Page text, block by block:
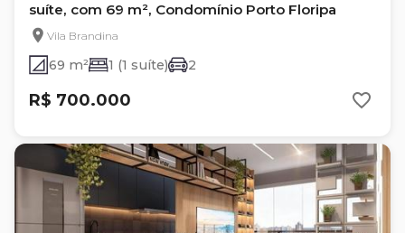
suíte, com 69 m², Condomínio Porto Floripa
Vila Brandina
69 m² 1 (1 suíte) 2
R$ 700.000